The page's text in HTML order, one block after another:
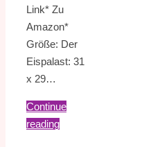
Link* Zu
Amazon*
Größe: Der
Eispalast: 31
x 29…
Continue
reading